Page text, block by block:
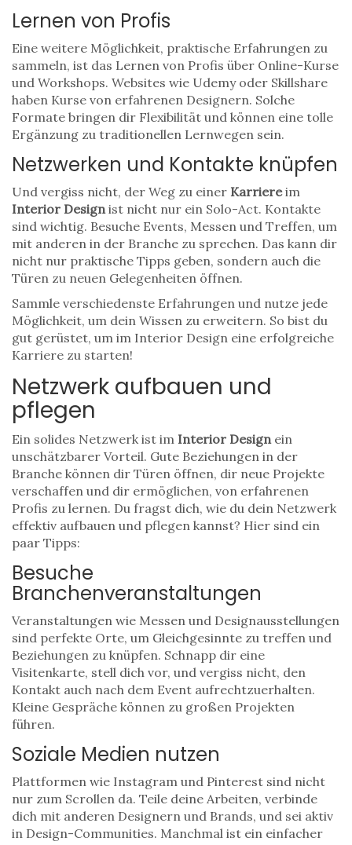
Lernen von Profis
Eine weitere Möglichkeit, praktische Erfahrungen zu
sammeln, ist das Lernen von Profis über Online-Kurse
und Workshops. Websites wie Udemy oder Skillshare
haben Kurse von erfahrenen Designern. Solche
Formate bringen dir Flexibilität und können eine tolle
Ergänzung zu traditionellen Lernwegen sein.
Netzwerken und Kontakte knüpfen
Und vergiss nicht, der Weg zu einer Karriereim
Interior Designist nicht nur ein Solo-Act. Kontakte
sind wichtig. Besuche Events, Messen und Treffen, um
mit anderen in der Branche zu sprechen. Das kann dir
nicht nur praktische Tipps geben, sondern auch die
Türen zu neuen Gelegenheiten öffnen.
Sammle verschiedenste Erfahrungen und nutze jede
Möglichkeit, um dein Wissen zu erweitern. So bist du
gut gerüstet, um im Interior Design eine erfolgreiche
Karriere zu starten!
Netzwerk aufbauen und
pflegen
Ein solides Netzwerk ist im Interior Designein
unschätzbarer Vorteil. Gute Beziehungen in der
Branche können dir Türen öffnen, dir neue Projekte
verschaffen und dir ermöglichen, von erfahrenen
Profis zu lernen. Du fragst dich, wie du dein Netzwerk
effektiv aufbauen und pflegen kannst? Hier sind ein
paar Tipps:
Besuche
Branchenveranstaltungen
Veranstaltungen wie Messen und Designausstellungen
sind perfekte Orte, um Gleichgesinnte zu treffen und
Beziehungen zu knüpfen. Schnapp dir eine
Visitenkarte, stell dich vor, und vergiss nicht, den
Kontakt auch nach dem Event aufrechtzuerhalten.
Kleine Gespräche können zu großen Projekten
führen.
Soziale Medien nutzen
Plattformen wie Instagram und Pinterest sind nicht
nur zum Scrollen da. Teile deine Arbeiten, verbinde
dich mit anderen Designern und Brands, und sei aktiv
in Design-Communities. Manchmal ist ein einfacher